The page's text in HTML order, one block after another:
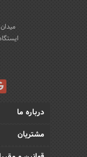
درباره ما
مشتریان